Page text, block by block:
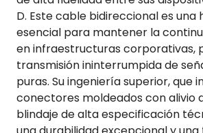
D. Este cable bidireccional es
esencial para mantener la
en infraestructuras corporativas,
transmisión ininterrumpida de
puras. Su ingeniería superior, que
conectores moldeados con alivio
blindaje de alta especificación